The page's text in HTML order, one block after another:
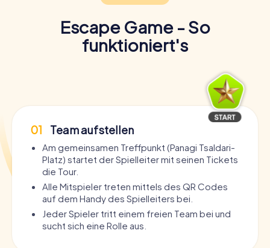
Escape Game - So
funktioniert's
01 Team aufstellen
Am gemeinsamen Treffpunkt (Panagi Tsaldari-
Platz) startet der Spielleiter mit seinen Tickets
die Tour.
Alle Mitspieler treten mittels des QR Codes
auf dem Handy des Spielleiters bei.
Jeder Spieler tritt einem freien Team bei und
sucht sich eine Rolle aus.